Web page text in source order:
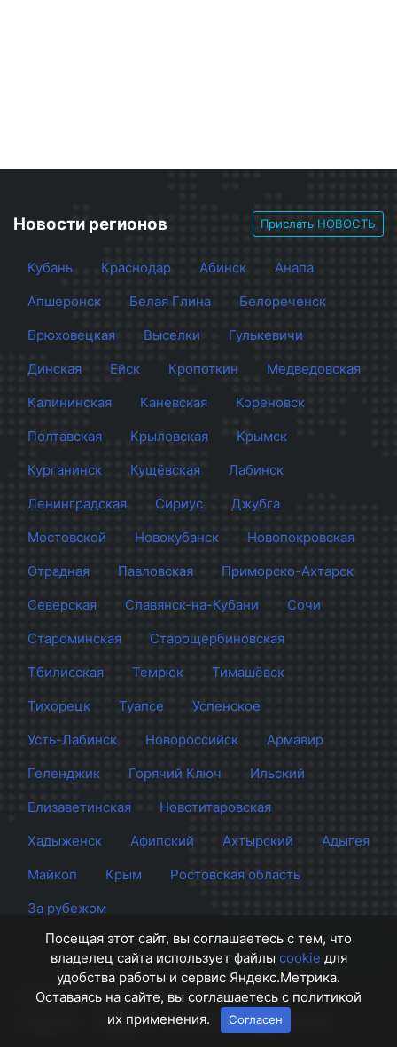
Новости регионов Прислать НОВОСТЬ
Кубань Краснодар Абинск
Анапа
Апшеронск
Белая Глина
Белореченск
Брюховецкая
Выселки
Гулькевичи
Динская
Ейск Кропоткин
Медведовская
Калининская
Каневская
Кореновск
Полтавская
Крыловская
Крымск
Курганинск
Кущёвская
Лабинск
Ленинградская
Сириус
Джубга
Мостовской
Новокубанск
Новопокровская
Отрадная
Павловская
Приморско-Ахтарск
Северская
Славянск-на-Кубани
Сочи
Староминская
Старощербиновская
Тбилисская
Темрюк
Тимашёвск
Тихорецк
Туапсе
Успенское
Усть-Лабинск
Новороссийск
Армавир
Геленджик
Горячий Ключ
Ильский
Елизаветинская
Новотитаровская
Хадыженск
Афипский Ахтырский
Адыгея
Майкоп
Крым
Ростовская область
За рубежом
Сайт Краснодара
© 2012 - 2026 СМИ Кубани
Правила Контакты Напишите нам
Посещая этот сайт, вы соглашаетесь с тем, что
владелец сайта использует файлы cookie для
удобства работы и сервис Яндекс.Метрика.
Оставаясь на сайте, вы соглашаетесь с политикой
их применения.
Согласен